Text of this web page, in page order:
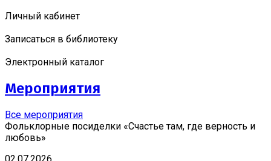
Личный кабинет
Записаться в библиотеку
Электронный каталог
Мероприятия
Все мероприятия
Фольклорные посиделки «Счастье там, где верность и
любовь»